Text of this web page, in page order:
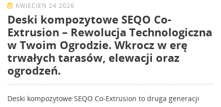
KWIECIEŃ 24 2026
Deski kompozytowe SEQO Co-
Extrusion – Rewolucja Technologiczna
w Twoim Ogrodzie. Wkrocz w erę
trwałych tarasów, elewacji oraz
ogrodzeń.
Deski kompozytowe SEQO Co-Extrusion to druga generacji